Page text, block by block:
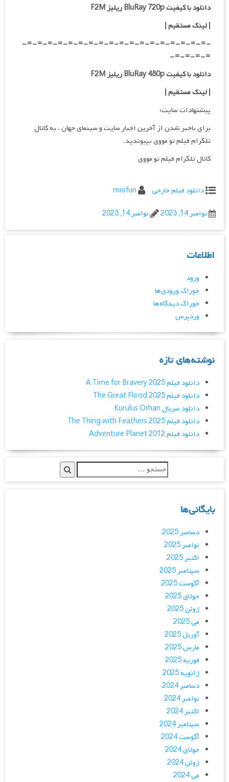
دانلود با کیفیت BluRay 720p ریلیز F2M
| لینک مستقیم|
-=-=-=-=-=-=-=-=-=-=-=-=-=-=-=-=-=-=-
=-=-=-=-
دانلود با کیفیت BluRay 480p ریلیز F2M
| لینک مستقیم|
پیشنهادات سایت:
برای باخبر شدن از آخرین اخبار سایت و سینمای جهان ، به کانال
تلگرام فیلم تو مووی بپیوندید.
کانال تلگرام فیلم تو مووی
دانلود فیلم خارجی
miofun
نوامبر 14, 2023
نوامبر 14, 2023
اطلاعات
ورود
خوراک ورودی‌ها
خوراک دیدگاه‌ها
وردپرس
نوشته‌های تازه
دانلود فیلم A Time for Bravery 2025
دانلود فیلم The Great Flood 2025
دانلود سریال Kurulus Orhan
دانلود فیلم The Thing with Feathers 2025
دانلود فیلم Adventure Planet 2012
بایگانی‌ها
دسامبر 2025
نوامبر 2025
اکتبر 2025
سپتامبر 2025
آگوست 2025
جولای 2025
ژوئن 2025
می 2025
آوریل 2025
مارس 2025
فوریه 2025
ژانویه 2025
دسامبر 2024
نوامبر 2024
اکتبر 2024
سپتامبر 2024
آگوست 2024
جولای 2024
ژوئن 2024
می 2024